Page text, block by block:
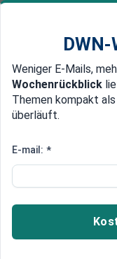
Newsticker
Edelmetalle
Italiens Position gestärkt
EU-Rat
Kampf
Parade
Die Juristen des
Weniger E-Mails,
Wochenrückblick
Themen kompakt
überläuft.
E-mail: *